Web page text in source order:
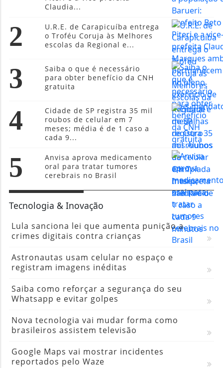
Claudia...
2
U.R.E. de Carapicuíba entrega
o Troféu Coruja às Melhores
escolas da Regional e...
3
Saiba o que é necessário
para obter benefício da CNH
gratuita
4
Cidade de SP registra 35 mil
roubos de celular em 7
meses; média é de 1 caso a
cada 9...
5
Anvisa aprova medicamento
oral para tratar tumores
cerebrais no Brasil
Tecnologia & Inovação
Lula sanciona lei que aumenta punição a
crimes digitais contra crianças
Astronautas usam celular no espaço e
registram imagens inéditas
Saiba como reforçar a segurança do seu
Whatsapp e evitar golpes
Nova tecnologia vai mudar forma como
brasileiros assistem televisão
Google Maps vai mostrar incidentes
reportados pelo Waze